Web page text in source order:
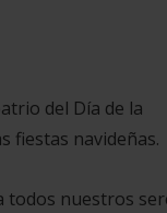
del Día de la
fiestas navideñas.
todos nuestros